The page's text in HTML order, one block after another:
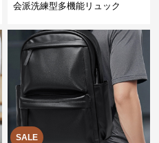
会派洗練型多機能リュック
SALE